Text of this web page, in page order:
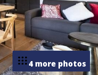
4 more photos